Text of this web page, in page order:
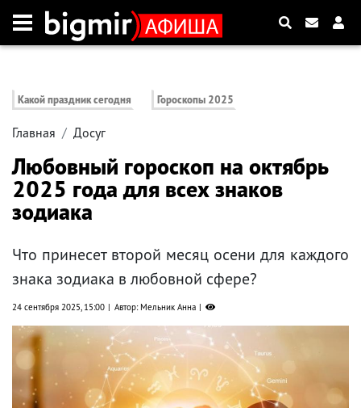
Какой праздник сегодня Гороскопы 2025
Главная Досуг
Любовный гороскоп на октябрь
2025 года для всех знаков
зодиака
Что принесет второй месяц осени для каждого
знака зодиака в любовной сфере?
24 сентября 2025, 15:00 Автор: Мельник Анна